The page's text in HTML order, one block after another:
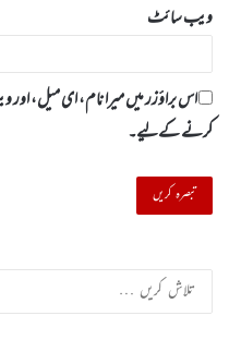
ویب‌ سائٹ
اس براؤزر میں میرا نام، ای میل،
کرنے کےلیے۔